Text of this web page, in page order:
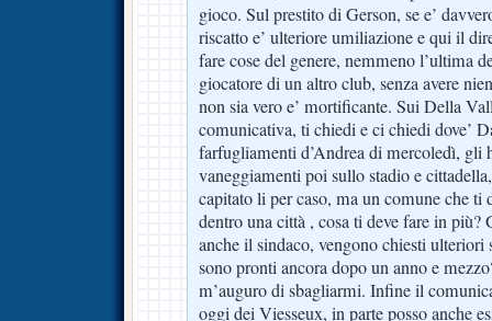
gioco. Sul prestito di Gerson, se e’
riscatto e’ ulteriore umiliazione e qui il
fare cose del genere, nemmeno l’ultima
giocatore di un altro club, senza avere
non sia vero e’ mortificante. Sui Della
comunicativa, ti chiedi e ci chiedi dove’
farfugliamenti d’Andrea di mercoledì, gli
vaneggiamenti poi sullo stadio e
capitato li per caso, ma un comune che ti
dentro una città , cosa ti deve fare in più?
anche il sindaco, vengono chiesti ulteriori
sono pronti ancora dopo un anno e
m’auguro di sbagliarmi. Infine il
oggi dei Viesseux, in parte posso anche